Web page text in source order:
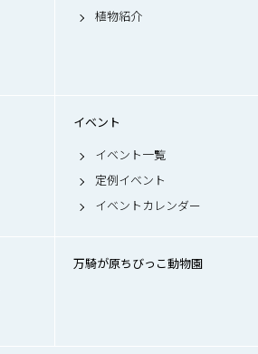
植物紹介
イベント
イベント一覧
定例イベント
イベントカレンダー
万騎が原ちびっこ動物園